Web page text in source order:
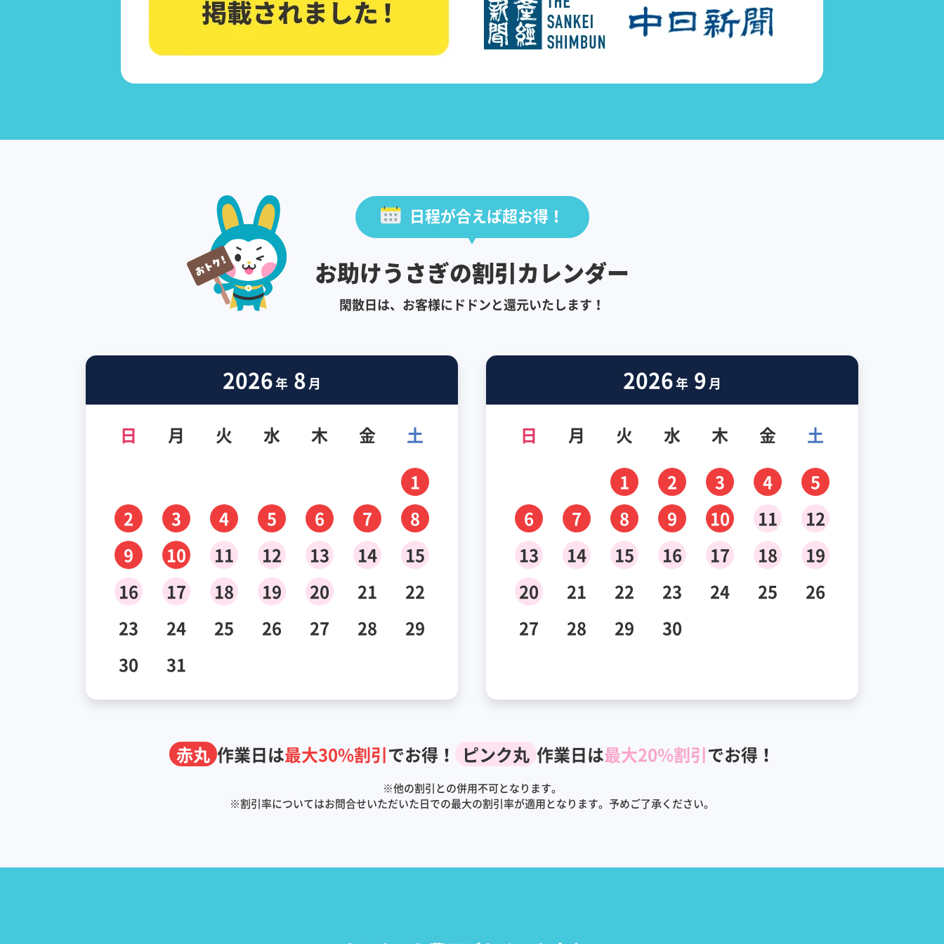
日程が合えば超お得！
お助けうさぎの割引カレンダー
閑散日は、お客様にドドンと還元いたします！
2026年 8月
日 月 火 水 木 金
土
1
2
3 4 5 6 7
8
9
10 11 12 13 14
15
16
17 18 19 20 21
22
23
24 25 26 27 28
29
30
31
2026年 9月
日 月 火 水 木 金
土
1
2 3 4
5
6
7 8 9 10 11
12
13
14 15 16 17 18
19
20
21 22 23 24 25
26
27
28 29 30
赤丸 作業日は最大30%割引でお得！ ピンク丸 作業日は最大20%割引でお得！
※他の割引との併用不可となります。
※割引率についてはお問合せいただいた日での最大の割引率が適用となります。予めご了承ください。